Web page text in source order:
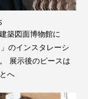
築図面博物館に
」のインスタレーシ
展示後のピースは
へ